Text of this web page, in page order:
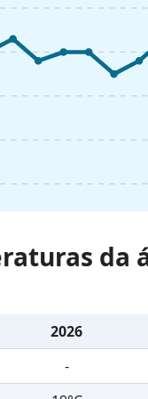
da
2026
-